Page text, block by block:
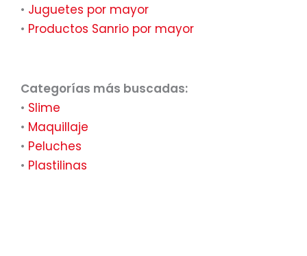
• Juguetes por mayor
• Productos Sanrio por mayor
Categorías más buscadas:
• Slime
• Maquillaje
• Peluches
• Plastilinas